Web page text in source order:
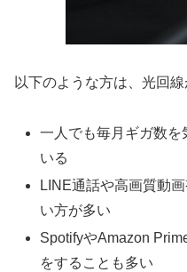
以下のような方は、光回線
一人でも毎月ギガ数を
いる
LINE通話や高画質動
い方が多い
SpotifyやAmazon
をすることも多い